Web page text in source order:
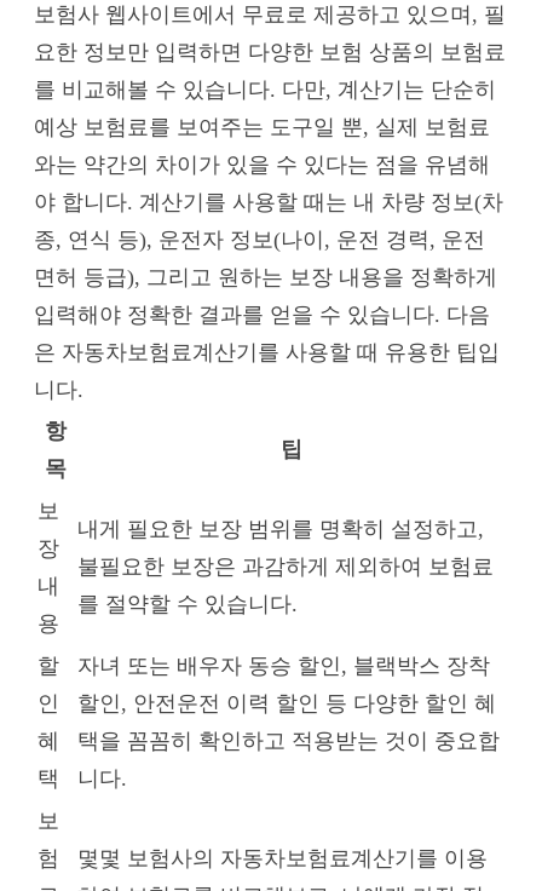
보험사 웹사이트에서 무료로 제공하고 있으며, 필
요한 정보만 입력하면 다양한 보험 상품의 보험료
를 비교해볼 수 있습니다. 다만, 계산기는 단순히
예상 보험료를 보여주는 도구일 뿐, 실제 보험료
와는 약간의 차이가 있을 수 있다는 점을 유념해
야 합니다. 계산기를 사용할 때는 내 차량 정보(차
종, 연식 등), 운전자 정보(나이, 운전 경력, 운전
면허 등급), 그리고 원하는 보장 내용을 정확하게
입력해야 정확한 결과를 얻을 수 있습니다. 다음
은 자동차보험료계산기를 사용할 때 유용한 팁입
니다.
항
목
팁
보
장
내
용
내게 필요한 보장 범위를 명확히 설정하고,
불필요한 보장은 과감하게 제외하여 보험료
를 절약할 수 있습니다.
할
인
혜
택
자녀 또는 배우자 동승 할인, 블랙박스 장착
할인, 안전운전 이력 할인 등 다양한 할인 혜
택을 꼼꼼히 확인하고 적용받는 것이 중요합
니다.
보
험
몇몇 보험사의 자동차보험료계산기를 이용